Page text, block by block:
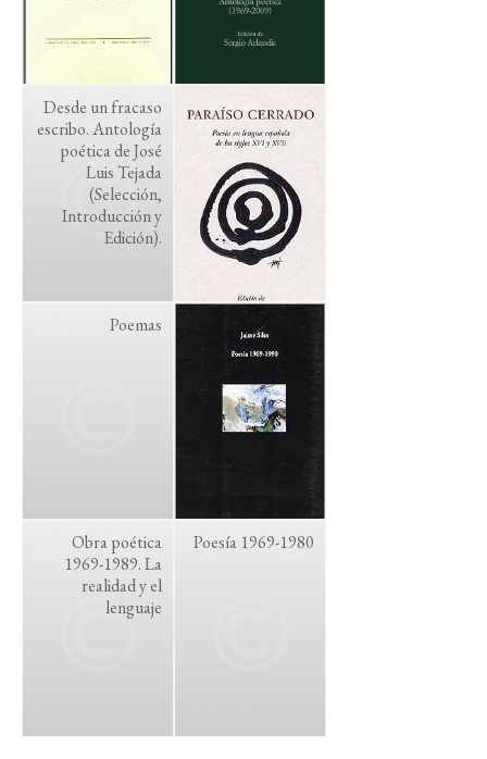
Desde un fracaso
escribo. Antología
poética de José
Luis Tejada
(Selección,
Introducción y
Edición).
Poemas
Obra poética
1969-1989. La
realidad y el
lenguaje
Poesía 1969-1980